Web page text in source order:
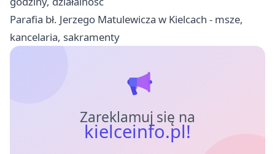
Parafia bł. Jerzego Matulewicza w Kielcach - msze,
kancelaria, sakramenty
Zareklamuj się na
kielceinfo.pl!